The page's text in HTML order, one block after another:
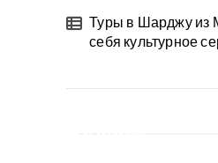
Туры в Шарджу из
себя культурное